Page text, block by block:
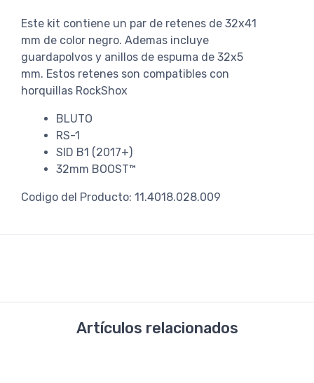
Este kit contiene un par de retenes de 32x41
mm de color negro. Ademas incluye
guardapolvos y anillos de espuma de 32x5
mm. Estos retenes son compatibles con
horquillas RockShox
BLUTO
RS-1
SID B1 (2017+)
32mm BOOST™
Codigo del Producto: 11.4018.028.009
Artículos relacionados